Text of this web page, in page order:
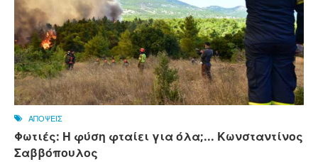
ΑΠΟΨΕΙΣ
Φωτιές: Η φύση φταίει για όλα;... Κωνσταντίνος
Σαββόπουλος